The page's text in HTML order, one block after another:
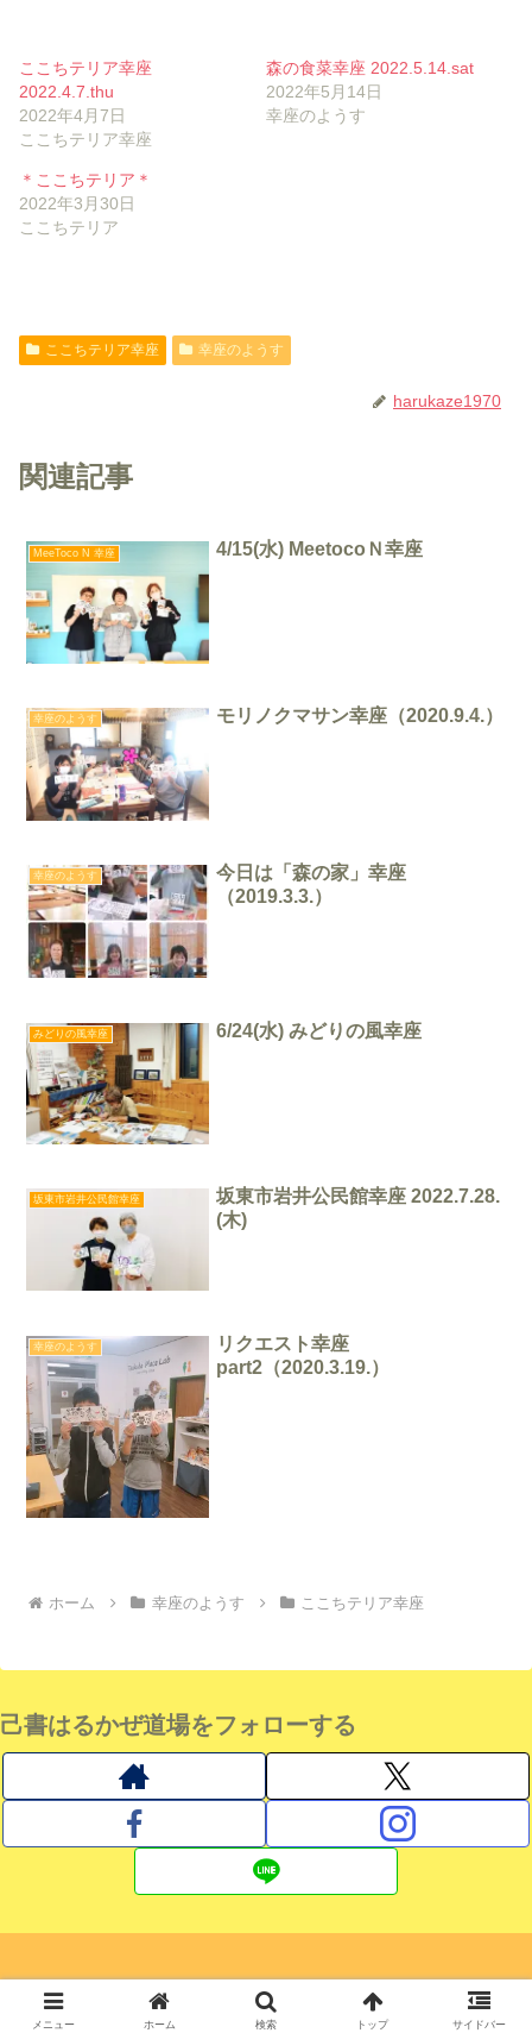
ここちテリア幸座
2022.4.7.thu
2022年4月7日
ここちテリア幸座
森の食菜幸座 2022.5.14.sat
2022年5月14日
幸座のようす
＊ここちテリア＊
2022年3月30日
ここちテリア
ここちテリア幸座 幸座のようす
harukaze1970
関連記事
MeeToco N 幸座 4/15(水) MeetocoＮ幸座
幸座のようす モリノクマサン幸座（2020.9.4.）
幸座のようす
今日は「森の家」幸座
（2019.3.3.）
みどりの風幸座 6/24(水) みどりの風幸座
坂東市岩井公民館幸座
坂東市岩井公民館幸座 2022.7.28.
(木)
幸座のようす
リクエスト幸座
part2（2020.3.19.）
ホーム 幸座のようす ここちテリア幸座
己書はるかぜ道場をフォローする
© 2019 己書はるかぜ道場 おのれしょ日記.
メニュー ホーム 検索 トップ サイドバー